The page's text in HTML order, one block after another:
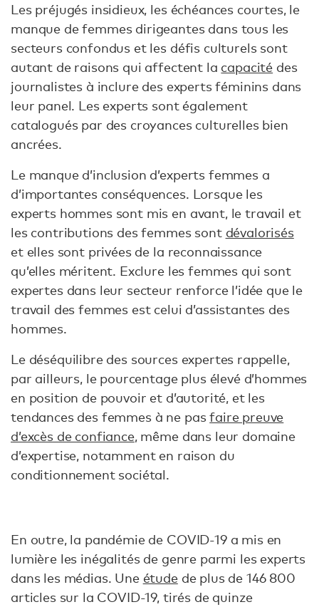
Les préjugés insidieux, les échéances courtes, le
manque de femmes dirigeantes dans tous les
secteurs confondus et les défis culturels sont
autant de raisons qui affectent la capacité des
journalistes à inclure des experts féminins dans
leur panel. Les experts sont également
catalogués par des croyances culturelles bien
ancrées.
Le manque d’inclusion d’experts femmes a
d’importantes conséquences. Lorsque les
experts hommes sont mis en avant, le travail et
les contributions des femmes sont dévalorisés
et elles sont privées de la reconnaissance
qu’elles méritent. Exclure les femmes qui sont
expertes dans leur secteur renforce l’idée que le
travail des femmes est celui d’assistantes des
hommes.
Le déséquilibre des sources expertes rappelle,
par ailleurs, le pourcentage plus élevé d’hommes
en position de pouvoir et d’autorité, et les
tendances des femmes à ne pasfaire preuve
d’excès de confiance, même dans leur domaine
d’expertise, notamment en raison du
conditionnement sociétal.
En outre, la pandémie de COVID-19 a mis en
lumière les inégalités de genre parmi les experts
dans les médias. Une étudede plus de 146 800
articles sur la COVID-19, tirés de quinze